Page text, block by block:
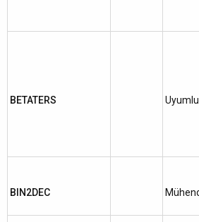
BETATERS
BIN2DEC